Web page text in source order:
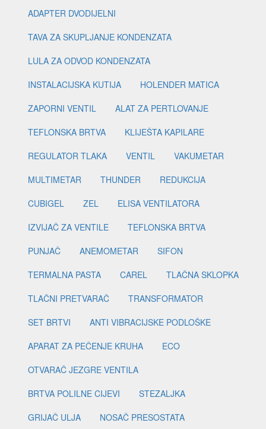
ADAPTER DVODIJELNI
TAVA ZA SKUPLJANJE KONDENZATA
LULA ZA ODVOD KONDENZATA
INSTALACIJSKA KUTIJA
HOLENDER MATICA
ZAPORNI VENTIL
ALAT ZA PERTLOVANJE
TEFLONSKA BRTVA
KLIJEŠTA KAPILARE
REGULATOR TLAKA
VENTIL
VAKUMETAR
MULTIMETAR
THUNDER
REDUKCIJA
CUBIGEL
ZEL
ELISA VENTILATORA
IZVIJAČ ZA VENTILE
TEFLONSKA BRTVA
PUNJAČ
ANEMOMETAR
SIFON
TERMALNA PASTA
CAREL
TLAČNA SKLOPKA
TLAČNI PRETVARAČ
TRANSFORMATOR
SET BRTVI
ANTI VIBRACIJSKE PODLOŠKE
APARAT ZA PEČENJE KRUHA
ECO
OTVARAČ JEZGRE VENTILA
BRTVA POLILNE CIJEVI
STEZALJKA
GRIJAČ ULJA
NOSAČ PRESOSTATA